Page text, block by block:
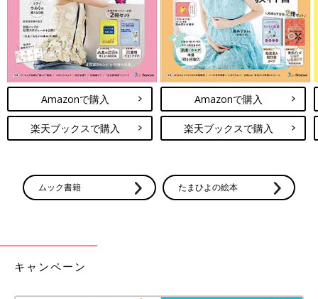
Amazonで購入
楽天ブックスで購入
Amazonで購入
楽天ブックスで購入
ムック書籍 たまひよの絵本
キャンペーン